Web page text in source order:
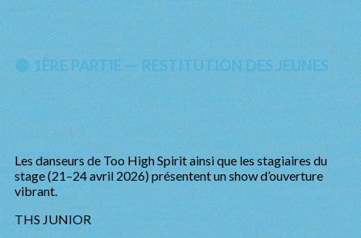
🟡 1ÈRE PARTIE — RESTITUTION DES JEUNES
Les danseurs de Too High Spirit ainsi que les stagiaires du
stage (21–24 avril 2026) présentent un show d’ouverture
vibrant.
THS JUNIOR